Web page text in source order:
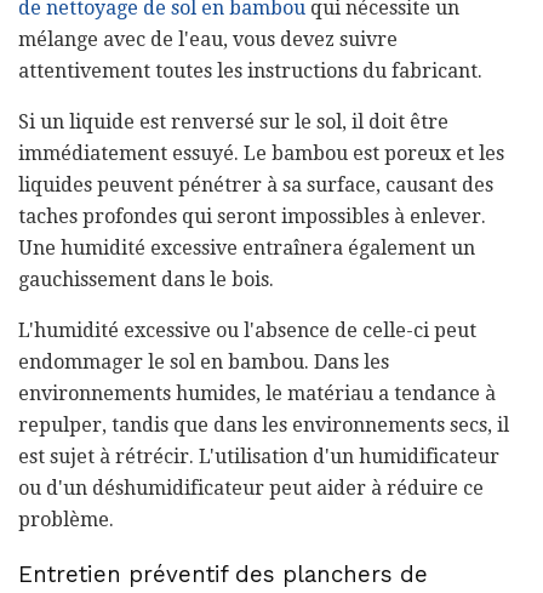
de nettoyage de sol en bambou qui nécessite un
mélange avec de l'eau, vous devez suivre
attentivement toutes les instructions du fabricant.
Si un liquide est renversé sur le sol, il doit être
immédiatement essuyé. Le bambou est poreux et les
liquides peuvent pénétrer à sa surface, causant des
taches profondes qui seront impossibles à enlever.
Une humidité excessive entraînera également un
gauchissement dans le bois.
L'humidité excessive ou l'absence de celle-ci peut
endommager le sol en bambou. Dans les
environnements humides, le matériau a tendance à
repulper, tandis que dans les environnements secs, il
est sujet à rétrécir. L'utilisation d'un humidificateur
ou d'un déshumidificateur peut aider à réduire ce
problème.
Entretien préventif des planchers de